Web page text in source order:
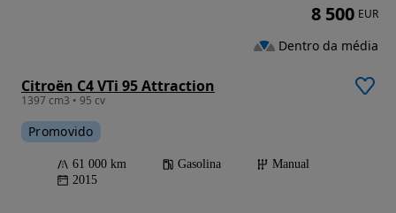
Citroën C4 VTi 95 Attraction
1397 cm3 • 95 cv
Promovido
61 000 km Gasolina
Manual
2015
8 500 EUR
Dentro da média